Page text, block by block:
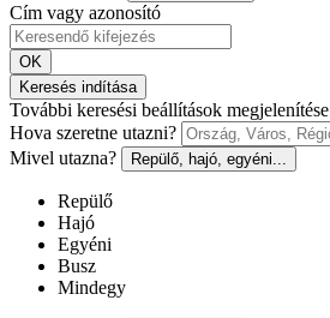
Cím vagy azonosító
OK
Keresés indítása
További keresési beállítások megjelenítése
Hova szeretne utazni?
Mivel utazna?
Repülő, hajó, egyéni...
Repülő
Hajó
Egyéni
Busz
Mindegy